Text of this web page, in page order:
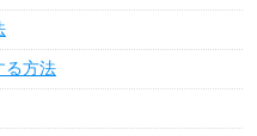
る方法